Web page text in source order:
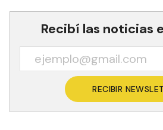
Recibí las noticias
RECIBIR